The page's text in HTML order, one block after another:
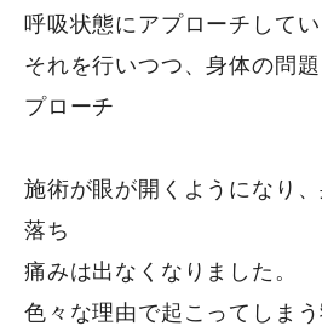
呼吸状態にアプローチしてい
それを行いつつ、身体の問
プローチ
施術が眼が開くようになり
落ち
痛みは出なくなりました。
色々な理由で起こってしま